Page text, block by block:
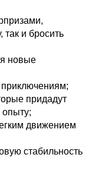
и бросить
новые
приключениям;
придадут
движением
стабильность